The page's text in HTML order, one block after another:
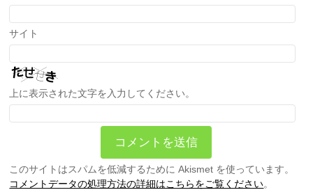
サイト
上に表示された文字を入力してください。
このサイトはスパムを低減するために Akismet を使っています。
コメントデータの処理方法の詳細はこちらをご覧ください。